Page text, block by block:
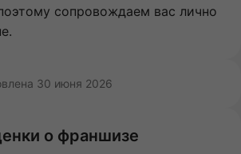
сопровождаем вас лично
30 июня 2026
о франшизе